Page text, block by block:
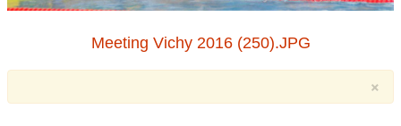
Meeting Vichy 2016 (250).JPG
×